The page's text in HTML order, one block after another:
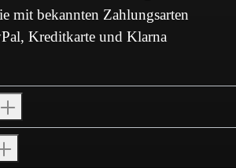
mit bekannten Zahlungsarten
Kreditkarte und Klarna